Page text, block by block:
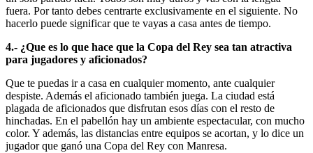
fuera. Por tanto debes centrarte exclusivamente en el siguiente. No
hacerlo puede significar que te vayas a casa antes de tiempo.
4.- ¿Que es lo que hace que la Copa del Rey sea tan atractiva
para jugadores y aficionados?
Que te puedas ir a casa en cualquier momento, ante cualquier
despiste. Además el aficionado también juega. La ciudad está
plagada de aficionados que disfrutan esos días con el resto de
hinchadas. En el pabellón hay un ambiente espectacular, con mucho
color. Y además, las distancias entre equipos se acortan, y lo dice un
jugador que ganó una Copa del Rey con Manresa.